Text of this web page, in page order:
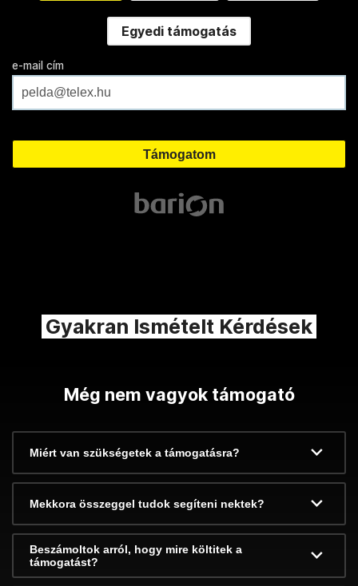
Egyedi támogatás
e-mail cím
Gyakran Ismételt Kérdések
Még nem vagyok támogató
Miért van szükségetek a támogatásra?
Mekkora összeggel tudok segíteni nektek?
Beszámoltok arról, hogy mire költitek a
támogatást?